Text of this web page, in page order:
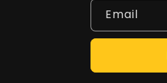
Email